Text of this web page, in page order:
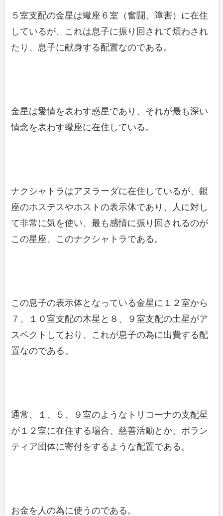
５室支配の金星は蠍座６室（奮闘、障害）に在住
しているが、これは息子に振り回されて煩わされ
たり、息子に献身する配置なのである。
金星は愛情を表わす惑星であり、それが最も深い
情念を表わす蠍座に在住している。
ナクシャトラはアヌラーダに在住しているが、銀
座のホステスやホストの表示体であり、人に対し
て非常に気を使い、最も感情に振り回されるのが
この星座、このナクシャトラである。
この息子の表示体となっている金星に１２室から
７、１０室支配の木星と８、９室支配の土星がア
スペクトしており、これが息子の為に出費する配
置なのである。
通常、１、５、９室のようなトリコーナの支配星
が１２室に在住する場合、慈善活動とか、ボラン
ティア団体に寄付をするような配置である。
お金を人の為に使うのである。